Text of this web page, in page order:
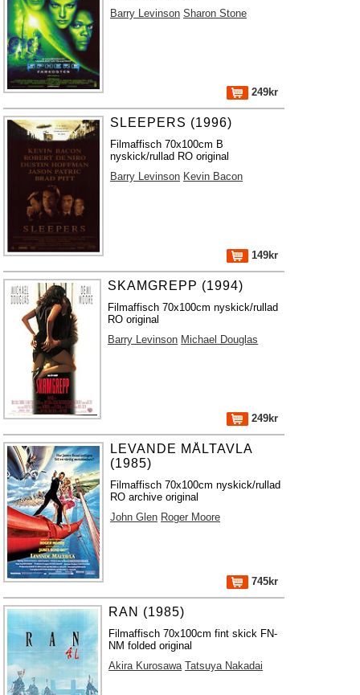
Barry Levinson Sharon Stone
249kr
SLEEPERS (1996)
Filmaffisch 70x100cm B
nyskick/rullad RO original
Barry Levinson Kevin Bacon
149kr
SKAMGREPP (1994)
Filmaffisch 70x100cm nyskick/rullad
RO original
Barry Levinson Michael Douglas
249kr
LEVANDE MÅLTAVLA
(1985)
Filmaffisch 70x100cm nyskick/rullad
RO archive original
John Glen Roger Moore
745kr
RAN (1985)
Filmaffisch 70x100cm fint skick FN-
NM folded original
Akira Kurosawa Tatsuya Nakadai